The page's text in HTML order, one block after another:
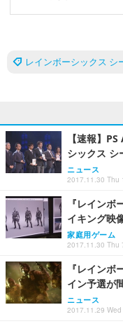
レインボーシックス シ
【速報】
シックス シ
ニュース
2017.11.30 Thu
『レイン
イキング映
家庭用ゲーム
2017.11.30 Thu
『レイン
イン予選が
ニュース
2017.11.29